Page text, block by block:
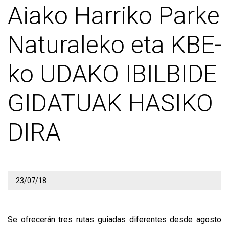
Aiako Harriko Parke
Naturaleko eta KBE-
ko UDAKO IBILBIDE
GIDATUAK HASIKO
DIRA
23/07/18
Se ofrecerán tres rutas guiadas diferentes desde agosto